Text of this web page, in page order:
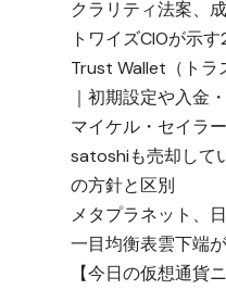
クラリティ法案、
トワイズCIOが示
Trust Wallet（トラ
｜初期設定や入金
マイケル・セイラ
satoshiも売却して
の方針と区別
メタプラネット、
一目均衡表雲下端
【今日の仮想通貨